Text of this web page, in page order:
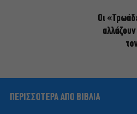
Οι
ΠΕΡΙΣΣΟΤΕΡΑ ΑΠΟ ΒΙΒΛΙΑ